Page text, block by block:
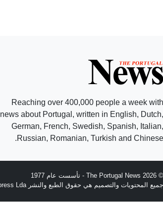
Reaching over 400,000 people a week with
news about Portugal, written in English, Dutch,
German, French, Swedish, Spanish, Italian,
Russian, Romanian, Turkish and Chinese.
© 2026 The Portugal News - تأسست عام 1977
جميع المحتويات والتصميم هي حقوق الطبع والنشر Anglopress Lda ومجموعة الأخبار من الصحف